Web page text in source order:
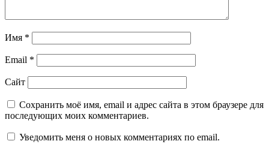
Имя *
Email *
Сайт
Сохранить моё имя, email и адрес сайта в этом браузере для
последующих моих комментариев.
Уведомить меня о новых комментариях по email.